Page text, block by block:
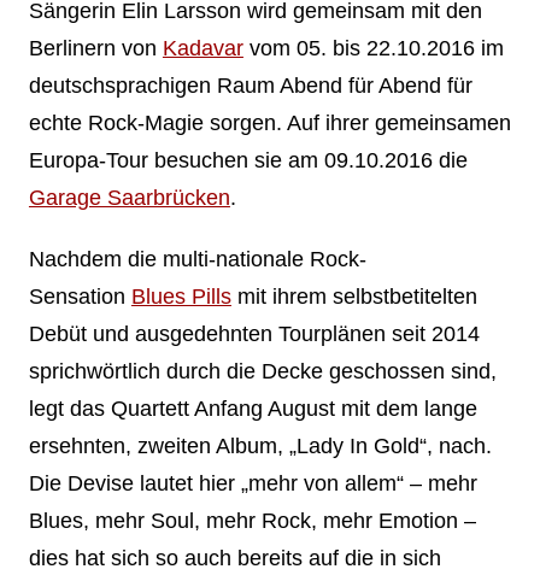
Sängerin Elin Larsson wird gemeinsam mit den
Berlinern von Kadavarvom 05. bis 22.10.2016 im
deutschsprachigen Raum Abend für Abend für
echte Rock-Magie sorgen. Auf ihrer gemeinsamen
Europa-Tour besuchen sie am 09.10.2016 die
Garage Saarbrücken.
Nachdem die multi-nationale Rock-
Sensation Blues Pillsmit ihrem selbstbetitelten
Debüt und ausgedehnten Tourplänen seit 2014
sprichwörtlich durch die Decke geschossen sind,
legt das Quartett Anfang August mit dem lange
ersehnten, zweiten Album, „Lady In Gold“, nach.
Die Devise lautet hier „mehr von allem“ – mehr
Blues, mehr Soul, mehr Rock, mehr Emotion –
dies hat sich so auch bereits auf die in sich